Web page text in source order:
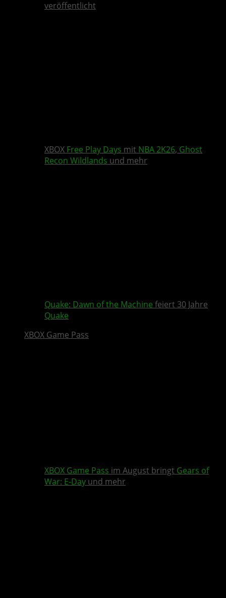
veröffentlicht
XBOX Free Play Days mit NBA 2K26, Ghost
Recon Wildlands und mehr
Quake: Dawn of the Machine feiert 30 Jahre
Quake
XBOX Game Pass
XBOX Game Pass im August bringt Gears of
War: E-Day und mehr